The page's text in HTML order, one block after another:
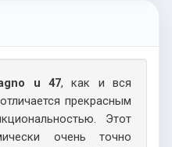
u 47, как и вся
прекрасным
Этот
очень точно